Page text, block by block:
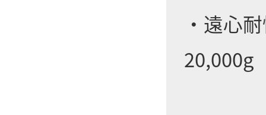
・遠心
20,000g